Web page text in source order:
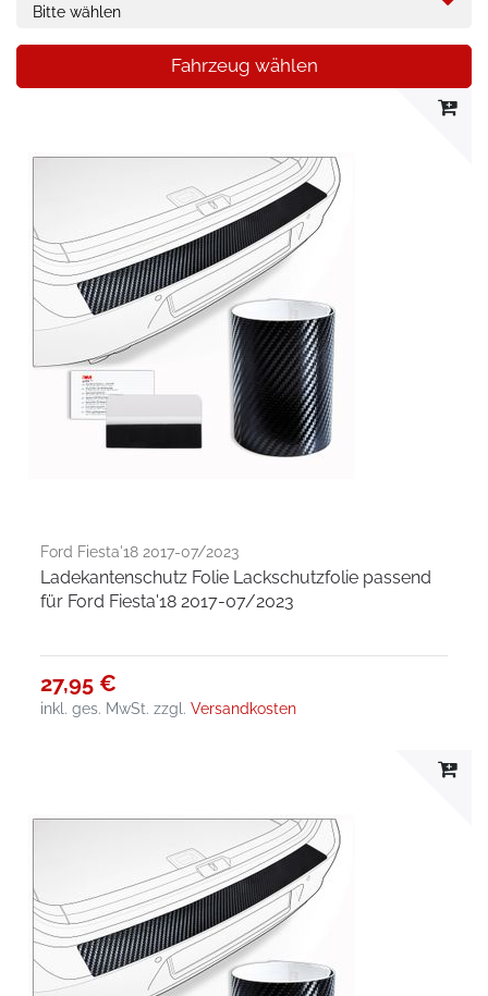
Bitte wählen
Fahrzeug wählen
Ford Fiesta'18 2017-07/2023
Ladekantenschutz Folie Lackschutzfolie passend
für Ford Fiesta'18 2017-07/2023
27,95 €
inkl. ges. MwSt. zzgl.Versandkosten